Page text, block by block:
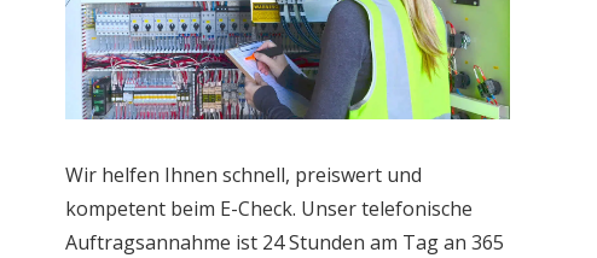
Wir helfen Ihnen schnell, preiswert und
kompetent beim E-Check. Unser telefonische
Auftragsannahme ist 24 Stunden am Tag an 365